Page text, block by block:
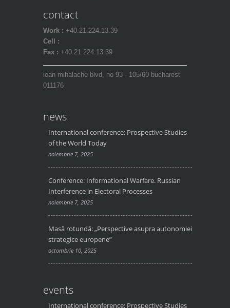
contact
Work : +40.21.224.13.39
Cell :
Fax : +40.21.224.13.39
ioan mihalache blvd, no 93 - 105/60 bucharest
011176
news
International conference: Prospective Studies
of the World Today
noiembrie 7, 2025
Conference: Informational Warfare. Russian
Interference in Electoral Processes
noiembrie 7, 2025
Masă rotundă: „Perspective asupra autonomiei
strategice europene”
octombrie 10, 2025
events
International conference: Prospective Studies